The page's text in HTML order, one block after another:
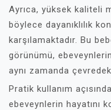
Ayrıca, yüksek kaliteli
böylece dayanıklılık
karşılamaktadır. Bu
görünümü,
aynı zamanda
Pratik kullanım
ebeveynlerin hayatını